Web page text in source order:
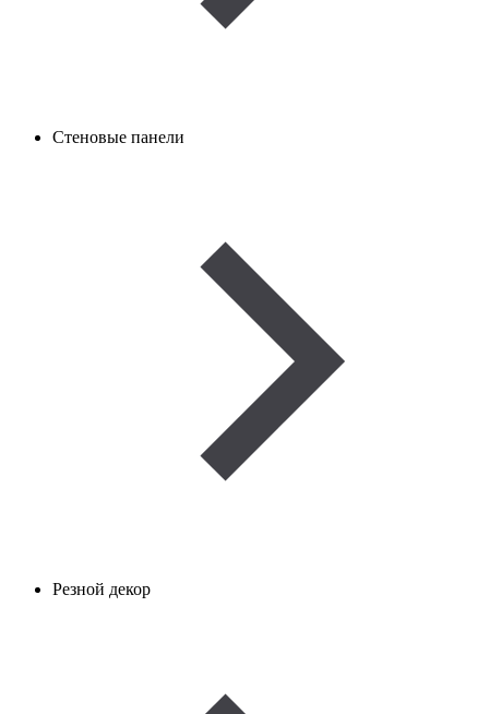
Стеновые панели
Резной декор